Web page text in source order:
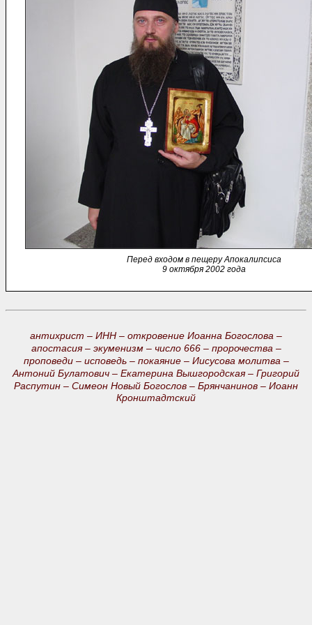
Перед входом в пещеру Апокалипсиса
9 октября 2002 года
антихрист – ИНН – откровение Иоанна Богослова –
апостасия – экуменизм – число 666 – пророчества –
проповеди – исповедь – покаяние – Иисусова молитва –
Антоний Булатович – Екатерина Вышгородская – Григорий
Распутин – Симеон Новый Богослов – Брянчанинов – Иоанн
Кронштадтский